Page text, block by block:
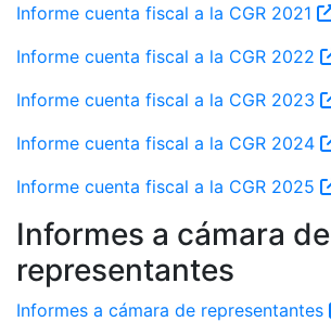
Informe cuenta fiscal a la CGR 2021
Informe cuenta fiscal a la CGR 2022
Informe cuenta fiscal a la CGR 2023
Informe cuenta fiscal a la CGR 2024
Informe cuenta fiscal a la CGR 2025
Informes a cámara de
representantes
Informes a cámara de representantes